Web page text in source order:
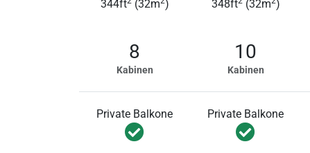
344ft (32m ) 348ft (32m )
8
Kabinen
10
Kabinen
Private Balkone Private Balkone